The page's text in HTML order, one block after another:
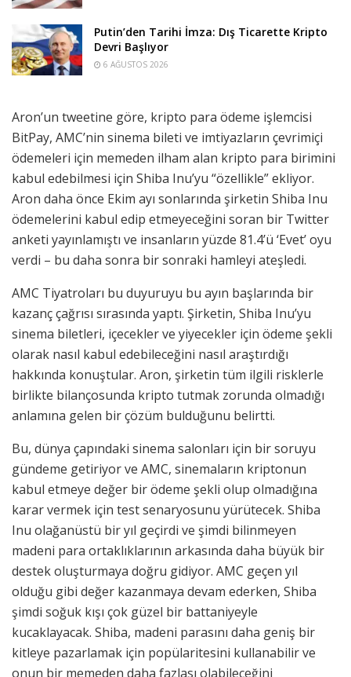
Putin’den Tarihi İmza: Dış Ticarette Kripto
Devri Başlıyor
6 AĞUSTOS 2026
Aron’un tweetine göre, kripto para ödeme işlemcisi
BitPay, AMC’nin sinema bileti ve imtiyazların çevrimiçi
ödemeleri için memeden ilham alan kripto para birimini
kabul edebilmesi için Shiba Inu’yu “özellikle” ekliyor.
Aron daha önce Ekim ayı sonlarında şirketin Shiba Inu
ödemelerini kabul edip etmeyeceğini soran bir Twitter
anketi yayınlamıştı ve insanların yüzde 81.4’ü ‘Evet’ oyu
verdi – bu daha sonra bir sonraki hamleyi ateşledi.
AMC Tiyatroları bu duyuruyu bu ayın başlarında bir
kazanç çağrısı sırasında yaptı. Şirketin, Shiba Inu’yu
sinema biletleri, içecekler ve yiyecekler için ödeme şekli
olarak nasıl kabul edebileceğini nasıl araştırdığı
hakkında konuştular. Aron, şirketin tüm ilgili risklerle
birlikte bilançosunda kripto tutmak zorunda olmadığı
anlamına gelen bir çözüm bulduğunu belirtti.
Bu, dünya çapındaki sinema salonları için bir soruyu
gündeme getiriyor ve AMC, sinemaların kriptonun
kabul etmeye değer bir ödeme şekli olup olmadığına
karar vermek için test senaryosunu yürütecek. Shiba
Inu olağanüstü bir yıl geçirdi ve şimdi bilinmeyen
madeni para ortaklıklarının arkasında daha büyük bir
destek oluşturmaya doğru gidiyor. AMC geçen yıl
olduğu gibi değer kazanmaya devam ederken, Shiba
şimdi soğuk kışı çok güzel bir battaniyeyle
kucaklayacak. Shiba, madeni parasını daha geniş bir
kitleye pazarlamak için popülaritesini kullanabilir ve
onun bir memeden daha fazlası olabileceğini